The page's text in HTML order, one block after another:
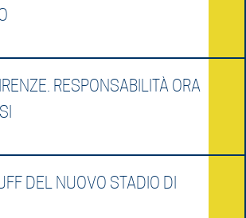
RESPONSABILITÀ ORA
DEL NUOVO STADIO DI